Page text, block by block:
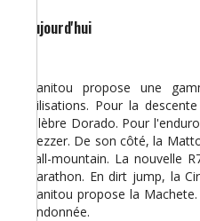
Aujourd'hui
Manitou propose une
utilisations. Pour la
célèbre Dorado. Pour
Mezzer. De son côté, la
d'all-mountain. La nouvelle
Marathon. En dirt jump, la
Manitou propose la
randonnée.